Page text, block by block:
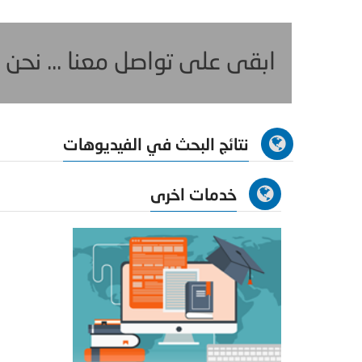
ابقى على تواصل معنا ...
نتائج البحث في الفيديوهات
خدمات اخرى